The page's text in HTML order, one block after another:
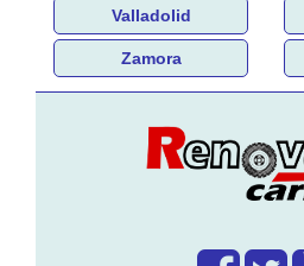
Valladolid
Zamora